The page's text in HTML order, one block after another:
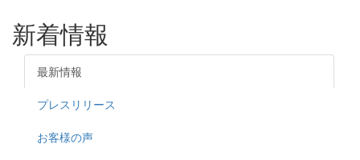
新着情報
最新情報
プレスリリース
お客様の声